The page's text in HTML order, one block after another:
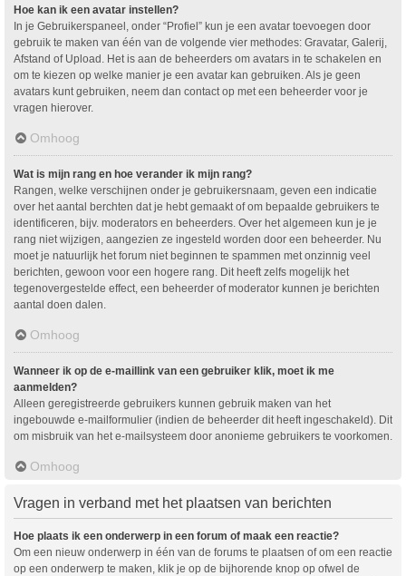
Hoe kan ik een avatar instellen?
In je Gebruikerspaneel, onder “Profiel” kun je een avatar toevoegen door
gebruik te maken van één van de volgende vier methodes: Gravatar, Galerij,
Afstand of Upload. Het is aan de beheerders om avatars in te schakelen en
om te kiezen op welke manier je een avatar kan gebruiken. Als je geen
avatars kunt gebruiken, neem dan contact op met een beheerder voor je
vragen hierover.
Omhoog
Wat is mijn rang en hoe verander ik mijn rang?
Rangen, welke verschijnen onder je gebruikersnaam, geven een indicatie
over het aantal berchten dat je hebt gemaakt of om bepaalde gebruikers te
identificeren, bijv. moderators en beheerders. Over het algemeen kun je je
rang niet wijzigen, aangezien ze ingesteld worden door een beheerder. Nu
moet je natuurlijk het forum niet beginnen te spammen met onzinnig veel
berichten, gewoon voor een hogere rang. Dit heeft zelfs mogelijk het
tegenovergestelde effect, een beheerder of moderator kunnen je berichten
aantal doen dalen.
Omhoog
Wanneer ik op de e-maillink van een gebruiker klik, moet ik me
aanmelden?
Alleen geregistreerde gebruikers kunnen gebruik maken van het
ingebouwde e-mailformulier (indien de beheerder dit heeft ingeschakeld). Dit
om misbruik van het e-mailsysteem door anonieme gebruikers te voorkomen.
Omhoog
Vragen in verband met het plaatsen van berichten
Hoe plaats ik een onderwerp in een forum of maak een reactie?
Om een nieuw onderwerp in één van de forums te plaatsen of om een reactie
op een onderwerp te maken, klik je op de bijhorende knop op ofwel de